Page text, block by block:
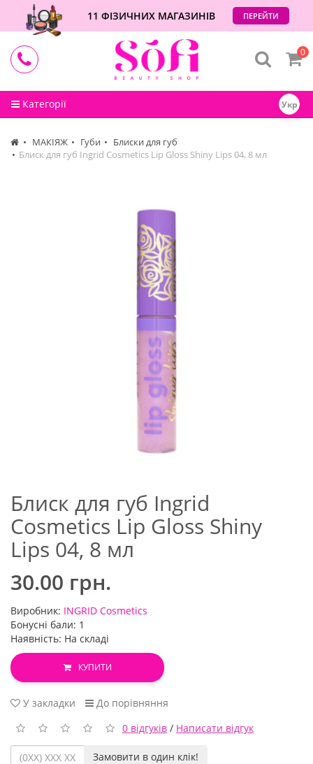
11 ФІЗИЧНИХ МАГАЗИНІВ ПЕРЕЙТИ
Категорії Укр
0
МАКІЯЖ Губи
Блиски для губ
Блиск для губ Ingrid Cosmetics Lip Gloss Shiny Lips 04, 8 мл
Блиск для губ Ingrid
Cosmetics Lip Gloss Shiny
Lips 04, 8 мл
30.00 грн.
Виробник: INGRID Cosmetics
Бонусні бали: 1
Наявність: На складі
КУПИТИ
У закладки
До порівняння
0 відгуків / Написати відгук
Замовити в один клік!